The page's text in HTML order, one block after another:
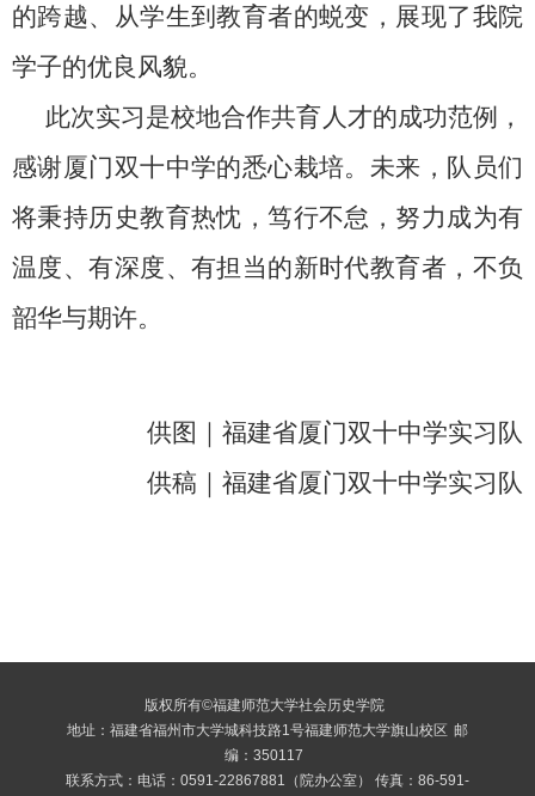
的跨越、从学生到教育者的蜕变，展现了我院
学子的优良风貌。
此次实习是校地合作共育人才的成功范例，
感谢厦门双十中学的悉心栽培。未来，队员们
将秉持历史教育热忱，笃行不怠，努力成为有
温度、有深度、有担当的新时代教育者，不负
韶华与期许。
供图｜福建省厦门双十中学实习队
供稿｜福建省厦门双十中学实习队
版权所有©福建师范大学社会历史学院
地址：福建省福州市大学城科技路1号福建师范大学旗山校区 邮
编：350117
联系方式：电话：0591-22867881（院办公室） 传真：86-591-